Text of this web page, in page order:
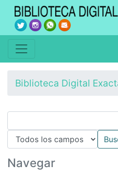
Biblioteca Digital
Navegar